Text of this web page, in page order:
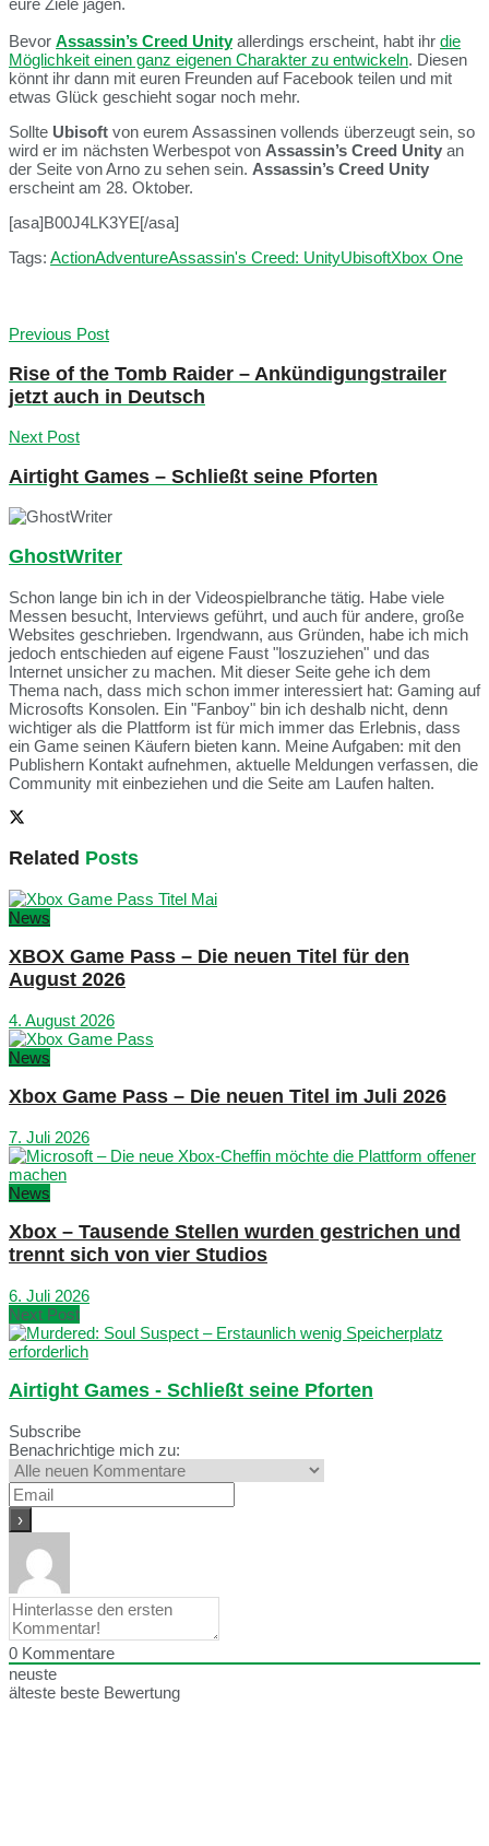
eure Ziele jagen.
Bevor Assassin’s Creed Unityallerdings erscheint, habt ihr die
Möglichkeit einen ganz eigenen Charakter zu entwickeln. Diesen
könnt ihr dann mit euren Freunden auf Facebook teilen und mit
etwas Glück geschieht sogar noch mehr.
Sollte Ubisoft von eurem Assassinen vollends überzeugt sein, so
wird er im nächsten Werbespot von Assassin’s Creed Unity an
der Seite von Arno zu sehen sein. Assassin’s Creed Unity
erscheint am 28. Oktober.
[asa]B00J4LK3YE[/asa]
Tags: ActionAdventureAssassin's Creed: UnityUbisoftXbox One
Previous Post
Rise of the Tomb Raider – Ankündigungstrailer
jetzt auch in Deutsch
Next Post
Airtight Games – Schließt seine Pforten
GhostWriter
Schon lange bin ich in der Videospielbranche tätig. Habe viele
Messen besucht, Interviews geführt, und auch für andere, große
Websites geschrieben. Irgendwann, aus Gründen, habe ich mich
jedoch entschieden auf eigene Faust "loszuziehen" und das
Internet unsicher zu machen. Mit dieser Seite gehe ich dem
Thema nach, dass mich schon immer interessiert hat: Gaming auf
Microsofts Konsolen. Ein "Fanboy" bin ich deshalb nicht, denn
wichtiger als die Plattform ist für mich immer das Erlebnis, dass
ein Game seinen Käufern bieten kann. Meine Aufgaben: mit den
Publishern Kontakt aufnehmen, aktuelle Meldungen verfassen, die
Community mit einbeziehen und die Seite am Laufen halten.
Related Posts
News
XBOX Game Pass – Die neuen Titel für den
August 2026
4. August 2026
News
Xbox Game Pass – Die neuen Titel im Juli 2026
7. Juli 2026
News
Xbox – Tausende Stellen wurden gestrichen und
trennt sich von vier Studios
6. Juli 2026
Next Post
Airtight Games - Schließt seine Pforten
Subscribe
Benachrichtige mich zu:
0 Kommentare
neuste
älteste beste Bewertung